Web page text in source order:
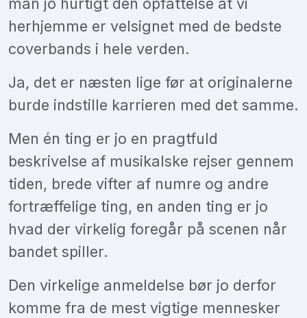
man jo hurtigt den opfattelse at vi
herhjemme er velsignet med de bedste
coverbands i hele verden.
Ja, det er næsten lige før at originalerne
burde indstille karrieren med det samme.
Men én ting er jo en pragtfuld
beskrivelse af musikalske rejser gennem
tiden, brede vifter af numre og andre
fortræffelige ting, en anden ting er jo
hvad der virkelig foregår på scenen når
bandet spiller.
Den virkelige anmeldelse bør jo derfor
komme fra de mest vigtige mennesker